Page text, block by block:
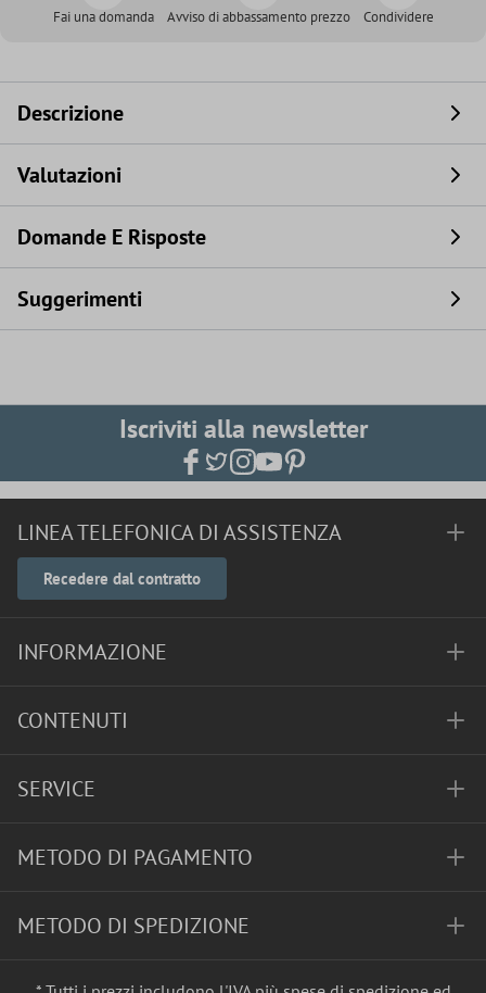
Fai una domanda Avviso di abbassamento prezzo Condividere
Descrizione
Valutazioni
Domande E Risposte
Suggerimenti
Iscriviti alla newsletter
LINEA TELEFONICA DI ASSISTENZA
Recedere dal contratto
INFORMAZIONE
CONTENUTI
SERVICE
METODO DI PAGAMENTO
METODO DI SPEDIZIONE